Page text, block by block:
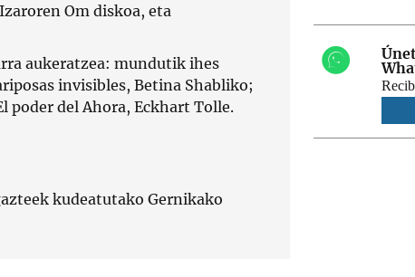
Om diskoa, eta
aukeratzea: mundutik ihes
invisibles, Betina Shabliko;
poder del Ahora, Eckhart Tolle.
kudeatutako Gernikako